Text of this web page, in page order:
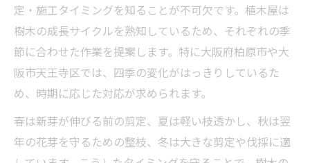
定・施工タイミングを知ることが不可欠です。植木屋は
樹木の成長サイクルを熟知しているため、それぞれの季
節に合わせた作業を提案します。特に大阪府柏原市や大
阪市天王寺区では、四季の変化がはっきりしているた
め、時期に応じた対応が求められます。
春は新芽が伸びる前の剪定、夏は軽い枝透かし、秋は翌
年の花芽を守るための整枝、冬は大きな剪定や伐採に適